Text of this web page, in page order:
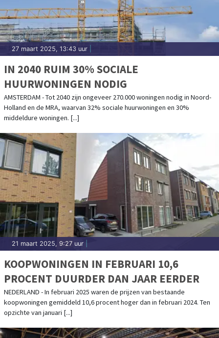
27 maart 2025, 13:43 uur
IN 2040 RUIM 30% SOCIALE
HUURWONINGEN NODIG
AMSTERDAM - Tot 2040 zijn ongeveer 270.000 woningen nodig in Noord-
Holland en de MRA, waarvan 32% sociale huurwoningen en 30%
middeldure woningen. [...]
21 maart 2025, 9:27 uur
KOOPWONINGEN IN FEBRUARI 10,6
PROCENT DUURDER DAN JAAR EERDER
NEDERLAND - In februari 2025 waren de prijzen van bestaande
koopwoningen gemiddeld 10,6 procent hoger dan in februari 2024. Ten
opzichte van januari [...]